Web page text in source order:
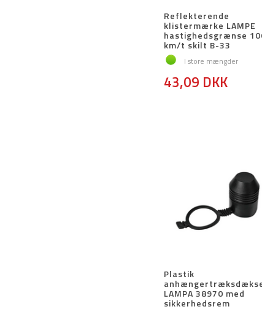
Reflekterende
klistermærke LAMPE
hastighedsgrænse
km/t skilt B-33
I store mængder
43,09 DKK
Plastik
LAMPA 38970 med
sikkerhedsrem